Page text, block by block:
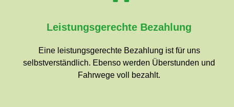
Leistungsgerechte Bezahlung
Eine leistungsgerechte Bezahlung ist für uns
selbstverständlich. Ebenso werden Überstunden und
Fahrwege voll bezahlt.